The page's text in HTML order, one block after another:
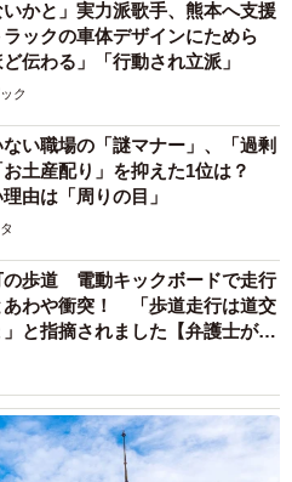
が、今回リットルさんが陳
ットミームを思い浮かべたよう
事を眺めてみる――というの
。
誌の即売会 「関西めしけっ
に関する活動に精力的に参加
17日に商業本 『同人誌即売
出版されたとのことです。
いかと」実力派歌手、熊本へ支援
ックの車体デザインにためら
伝わる」「行動され立派」
ク
い職場の「謎マナー」、「過剰
お土産配り」を抑えた1位は？
由は「周りの目」
の歩道 電動キックボードで走行
あわや衝突！ 「歩道走行は道交
と指摘されました【弁護士が解